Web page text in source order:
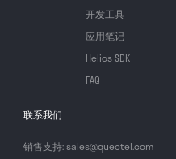
开发工具
应用笔记
Helios SDK
FAQ
联系我们
销售支持: sales@quectel.com